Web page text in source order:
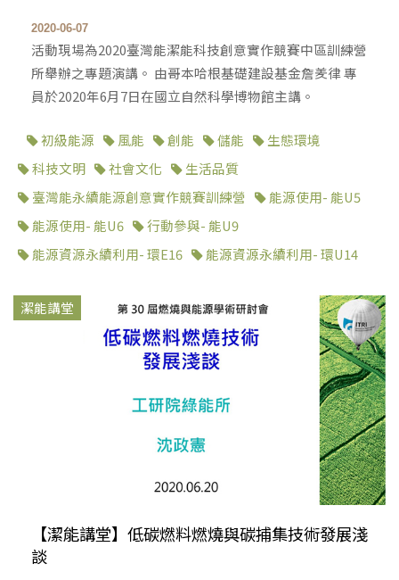
2020-06-07
活動現場為2020臺灣能潔能科技創意實作競賽中區訓練營
所舉辦之專題演講。 由哥本哈根基礎建設基金詹羑律 專
員於2020年6月7日在國立自然科學博物館主講。
初級能源 風能 創能 儲能
生態環境
科技文明
社會文化
生活品質
臺灣能永續能源創意實作競賽訓練營
能源使用- 能U5
能源使用- 能U6
行動參與- 能U9
能源資源永續利用- 環E16
能源資源永續利用- 環U14
潔能講堂
【潔能講堂】低碳燃料燃燒與碳捕集技術發展淺
談